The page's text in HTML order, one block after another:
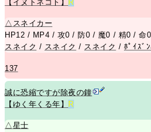
【イヌトネコト】 R
△ スネイカー
HP12 / MP4 / 攻0 / 防0 / 魔0 / 精0 / 命
スネイク / スネイク / スネイク / ﾎﾟｲｽﾞ
137
誠に恐縮ですが除夜の鐘
【ゆく年くる年】
R
△星士